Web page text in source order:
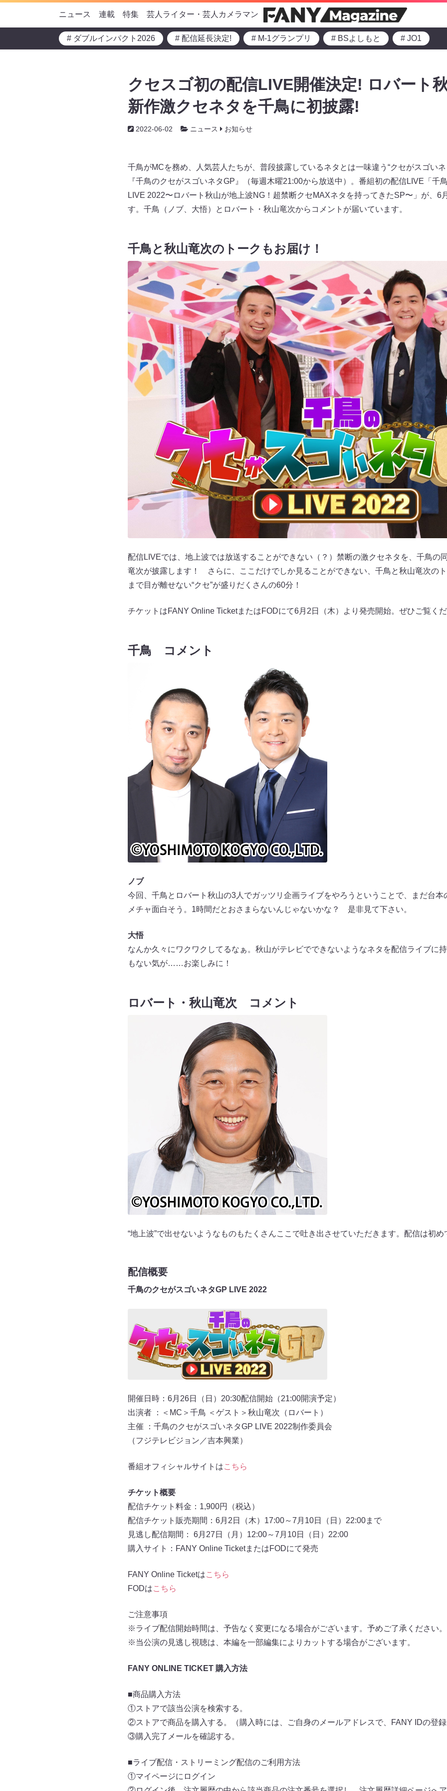
ニュース 連載 特集 芸人ライター・芸人カメラマン
# ダブルインパクト2026 # 配信延長決定! # M-1グランプリ # BSよしもと # JO1
クセスゴ初の配信LIVE開催決定! ロバート
新作激クセネタを千鳥に初披露!
2022-06-02 ニュース お知らせ
千鳥がMCを務め、人気芸人たちが、普段披露しているネタとは一味違う“クセがスゴい
『千鳥のクセがスゴいネタGP』（毎週木曜21:00から放送中）。番組初の配信LIVE「千
LIVE 2022〜ロバート秋⼭が地上波NG！超禁断クセMAXネタを持ってきたSP〜」が、6
す。千鳥（ノブ、大悟）とロバート・秋⼭竜次からコメントが届いています。
千鳥と秋山竜次のトークもお届け！
配信LIVEでは、地上波では放送することができない（？）禁断の激クセネタを、千鳥の
竜次が披露します！ さらに、ここだけでしか見ることができない、千鳥と秋山竜次の
まで目が離せない“クセ”が盛りだくさんの60分！
チケットはFANY Online TicketまたはFODにて6月2日（木）より発売開始。ぜひご覧くだ
千鳥 コメント
ノブ
今回、千鳥とロバート秋山の3人でガッツリ企画ライブをやろうということで、まだ台本
メチャ面白そう。1時間だとおさまらないんじゃないかな？ 是非見て下さい。
大悟
なんか久々にワクワクしてるなぁ。秋山がテレビでできないようなネタを配信ライブに
もない気が……お楽しみに！
ロバート・秋⼭竜次 コメント
“地上波”で出せないようなものもたくさんここで吐き出させていただきます。配信は初め
配信概要
千鳥のクセがスゴいネタGP LIVE 2022
開催日時：6月26日（日）20:30配信開始（21:00開演予定）
出演者 ：＜MC＞千鳥 ＜ゲスト＞秋山竜次（ロバート）
主催 ：千鳥のクセがスゴいネタGP LIVE 2022制作委員会
（フジテレビジョン／吉本興業）
番組オフィシャルサイトはこちら
チケット概要
配信チケット料金：1,900円（税込）
配信チケット販売期間：6月2日（木）17:00～7月10日（日）22:00まで
見逃し配信期間： 6月27日（月）12:00～7月10日（日）22:00
購入サイト：FANY Online TicketまたはFODにて発売
FANY Online Ticketはこちら
FODはこちら
ご注意事項
※ライブ配信開始時間は、予告なく変更になる場合がございます。予めご了承ください。
※当公演の見逃し視聴は、本編を一部編集によりカットする場合がございます。
FANY ONLINE TICKET 購入方法
■商品購入方法
①ストアで該当公演を検索する。
②ストアで商品を購入する。（購入時には、ご自身のメールアドレスで、FANY IDの登録
③購入完了メールを確認する。
■ライブ配信・ストリーミング配信のご利用方法
①マイページにログイン